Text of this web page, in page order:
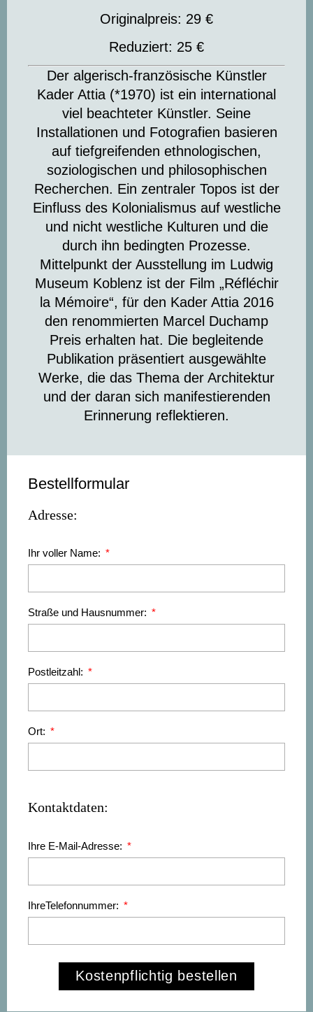
Originalpreis: 29 €
Reduziert: 25 €
Der algerisch-französische Künstler
Kader Attia (*1970) ist ein international
viel beachteter Künstler. Seine
Installationen und Fotografien basieren
auf tiefgreifenden ethnologischen,
soziologischen und philosophischen
Recherchen. Ein zentraler Topos ist der
Einfluss des Kolonialismus auf westliche
und nicht westliche Kulturen und die
durch ihn bedingten Prozesse.
Mittelpunkt der Ausstellung im Ludwig
Museum Koblenz ist der Film „Réfléchir
la Mémoire“, für den Kader Attia 2016
den renommierten Marcel Duchamp
Preis erhalten hat. Die begleitende
Publikation präsentiert ausgewählte
Werke, die das Thema der Architektur
und der daran sich manifestierenden
Erinnerung reflektieren.
Bestellformular
Adresse:
Ihr voller Name:
Straße und Hausnummer:
Postleitzahl:
Ort:
Kontaktdaten:
Ihre E-Mail-Adresse:
IhreTelefonnummer:
Kostenpflichtig bestellen